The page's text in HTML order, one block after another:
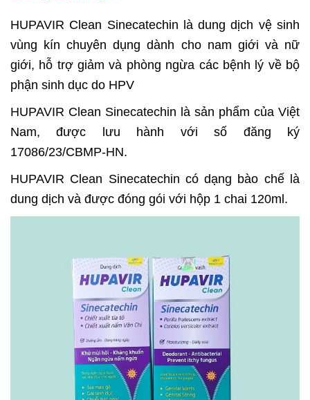
HUPAVIR Clean Sinecatechin là dung dịch vệ sinh
vùng kín chuyên dụng dành cho nam giới và nữ
giới, hỗ trợ giảm và phòng ngừa các bệnh lý về bộ
phận sinh dục do HPV
HUPAVIR Clean Sinecatechin là sản phẩm của Việt
Nam, được lưu hành với số đăng ký
17086/23/CBMP-HN.
HUPAVIR Clean Sinecatechin có dạng bào chế là
dung dịch và được đóng gói với hộp 1 chai 120ml.